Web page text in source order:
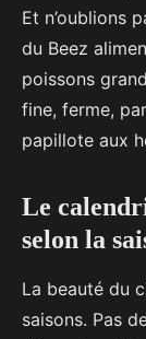
Et n’oublions
du Beez
poissons
fine, ferme,
papillote aux
Le
selon la
La beauté du
saisons. Pas